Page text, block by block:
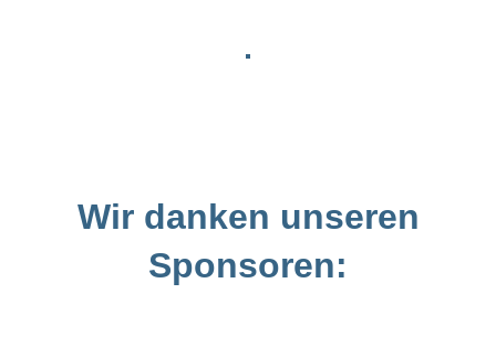
Wir danken unseren
Sponsoren: